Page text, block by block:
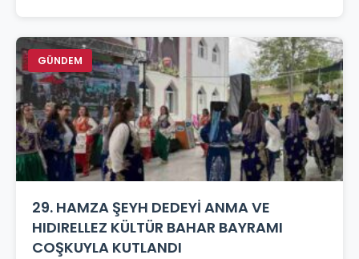
GÜNDEM
29. HAMZA ŞEYH DEDEYİ ANMA VE
HIDIRELLEZ KÜLTÜR BAHAR BAYRAMI
COŞKUYLA KUTLANDI